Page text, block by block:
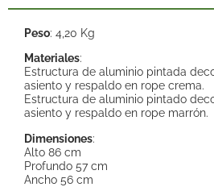
Peso: 4,20 Kg
Materiales:
Estructura de aluminio pintada
asiento y respaldo en rope crema.
Estructura de aluminio pintado
asiento y respaldo en rope marrón.
Dimensiones:
Alto 86 cm
Profundo 57 cm
Ancho 56 cm